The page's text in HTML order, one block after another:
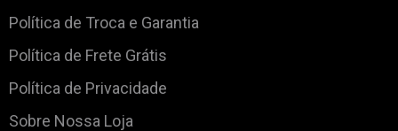
Política de Troca e Garantia
Política de Frete Grátis
Política de Privacidade
Sobre Nossa Loja